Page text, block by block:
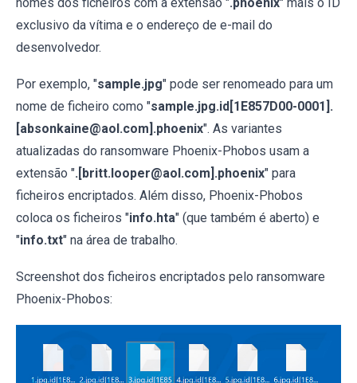
exclusivo da vítima e o endereço de e-mail do
desenvolvedor.
Por exemplo, "sample.jpg" pode ser renomeado para um
nome de ficheiro como "sample.jpg.id[1E857D00-0001].
[absonkaine@aol.com].phoenix". As variantes
atualizadas do ransomware Phoenix-Phobos usam a
extensão ".[britt.looper@aol.com].phoenix" para
ficheiros encriptados. Além disso, Phoenix-Phobos
coloca os ficheiros "info.hta" (que também é aberto) e
"info.txt" na área de trabalho.
Screenshot dos ficheiros encriptados pelo ransomware
Phoenix-Phobos: